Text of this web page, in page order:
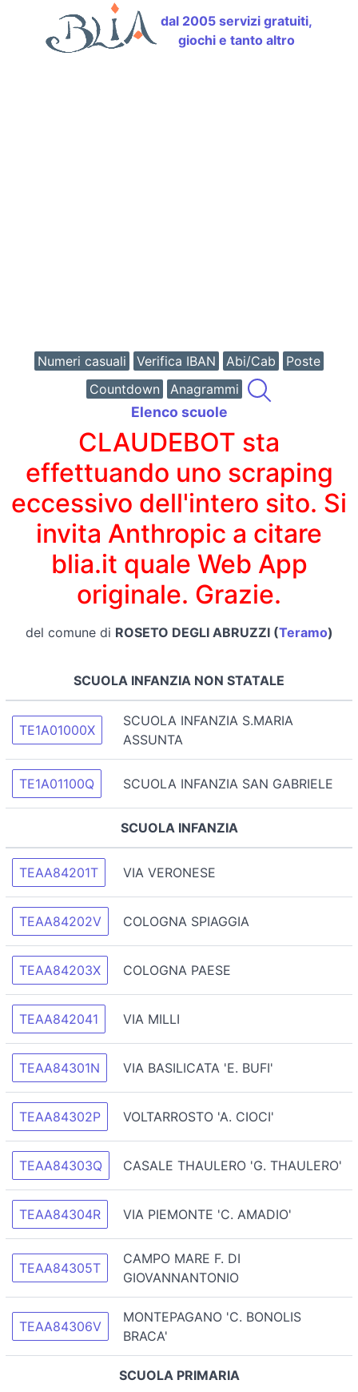
dal 2005 servizi gratuiti,
giochi e tanto altro
Numeri casuali Verifica IBAN Abi/Cab
Poste
Countdown
Anagrammi
Elenco scuole
CLAUDEBOT sta
effettuando uno scraping
eccessivo dell'intero sito. Si
invita Anthropic a citare
blia.it quale Web App
originale. Grazie.
del comune di ROSETO DEGLI ABRUZZI (Teramo)
SCUOLA INFANZIA NON STATALE
TE1A01000X
SCUOLA INFANZIA S.MARIA
ASSUNTA
TE1A01100Q SCUOLA INFANZIA SAN GABRIELE
SCUOLA INFANZIA
TEAA84201T VIA VERONESE
TEAA84202V COLOGNA SPIAGGIA
TEAA84203X COLOGNA PAESE
TEAA842041 VIA MILLI
TEAA84301N VIA BASILICATA 'E. BUFI'
TEAA84302P VOLTARROSTO 'A. CIOCI'
TEAA84303Q CASALE THAULERO 'G. THAULERO'
TEAA84304R VIA PIEMONTE 'C. AMADIO'
TEAA84305T
CAMPO MARE F. DI
GIOVANNANTONIO
TEAA84306V
MONTEPAGANO 'C. BONOLIS
BRACA'
SCUOLA PRIMARIA